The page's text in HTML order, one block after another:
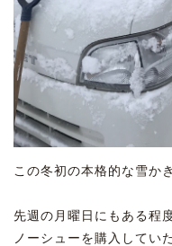
この冬初の本格的な雪か
先週の月曜日にもある程
ノーシューを購入してい